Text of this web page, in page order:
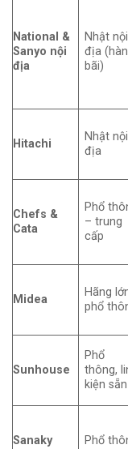
National &
Sanyo nội
địa
Nhật nội
địa
bãi)
Hitachi
Nhật nội
địa
Chefs &
Cata
Phổ
– trung
cấp
Midea
Hãng
phổ
Sunhouse
Phổ
thông,
kiện sẵn
Sanaky Phổ